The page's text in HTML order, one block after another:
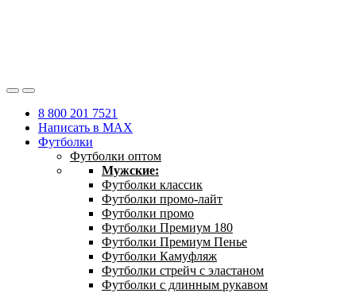
8 800 201 7521
Написать в MAX
Футболки
Футболки оптом
Мужские:
Футболки классик
Футболки промо-лайт
Футболки промо
Футболки Премиум 180
Футболки Премиум Пенье
Футболки Камуфляж
Футболки стрейч с эластаном
Футболки с длинным рукавом